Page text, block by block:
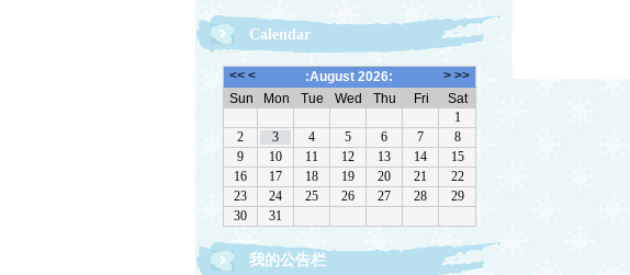
Calendar
我的公告栏
欢迎转载，但请注明来源。理性讨论，拒绝一切脏